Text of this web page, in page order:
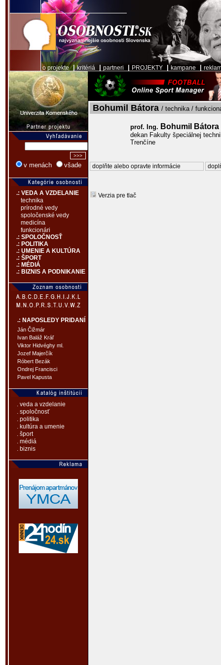
o projekte|kritériá partneri PROJEKTY kampane
v menách všade
.: VEDA A VZDELANIE
technika
prírodné vedy
spoločenské vedy
medicína
funkcionári
.: SPOLOČNOSŤ
.: POLITIKA
.: UMENIE A KULTÚRA
.: ŠPORT
.: MÉDIÁ
.: BIZNIS A PODNIKANIE
.: NAPOSLEDY PRIDANÍ
Ján Čižmár
Ivan Baláž Kráľ
Viktor Hidvéghy ml.
Jozef Majerčík
Róbert Bezák
Ondrej Francisci
Pavel Kapusta
. veda a vzdelanie
. spoločnosť
. politika
. kultúra a umenie
. šport
. médiá
. biznis
Bohumil Bátora / technika /
prof. Ing. Bohumil Bátora
dekan Fakulty špeciálnej
Trenčíne
doplňte alebo opravte informácie
Verzia pre tlač